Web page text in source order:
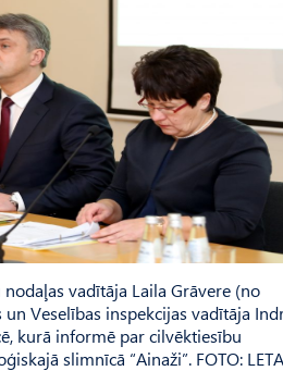
vadītāja Laila Grāvere (no
Veselības inspekcijas vadītāja
kurā informē par cilvēktiesību
slimnīcā “Ainaži”. FOTO: LETA